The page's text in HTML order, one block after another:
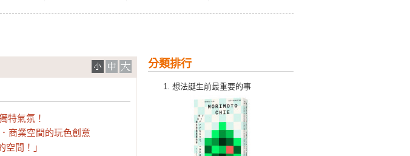
分類排行
想法誕生前最重要的事
特氣氛！
商業空間的玩色創意
間！」